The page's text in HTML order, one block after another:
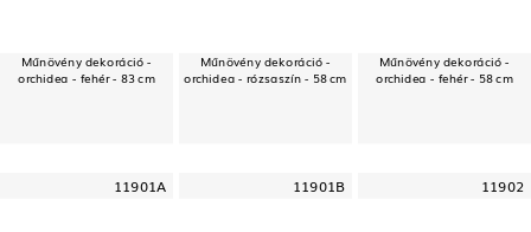
Műnövény dekoráció -
orchidea - fehér - 83 cm
Műnövény dekoráció -
orchidea - rózsaszín - 58 cm
Műnövény dekoráció -
orchidea - fehér - 58 cm
11901A 11901B 11902